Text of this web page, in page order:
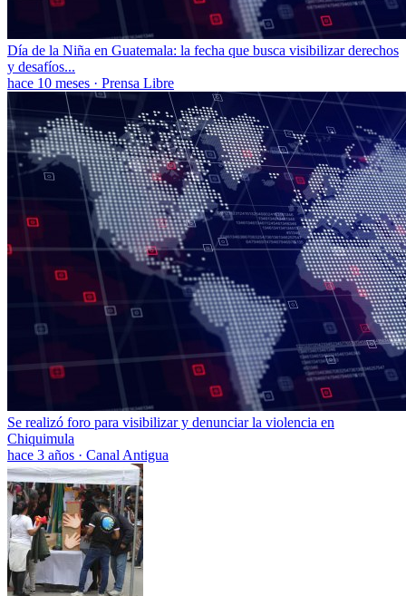
Día de la Niña en Guatemala: la fecha que busca visibilizar derechos
y desafíos...
hace 10 meses · Prensa Libre
Se realizó foro para visibilizar y denunciar la violencia en
Chiquimula
hace 3 años · Canal Antigua